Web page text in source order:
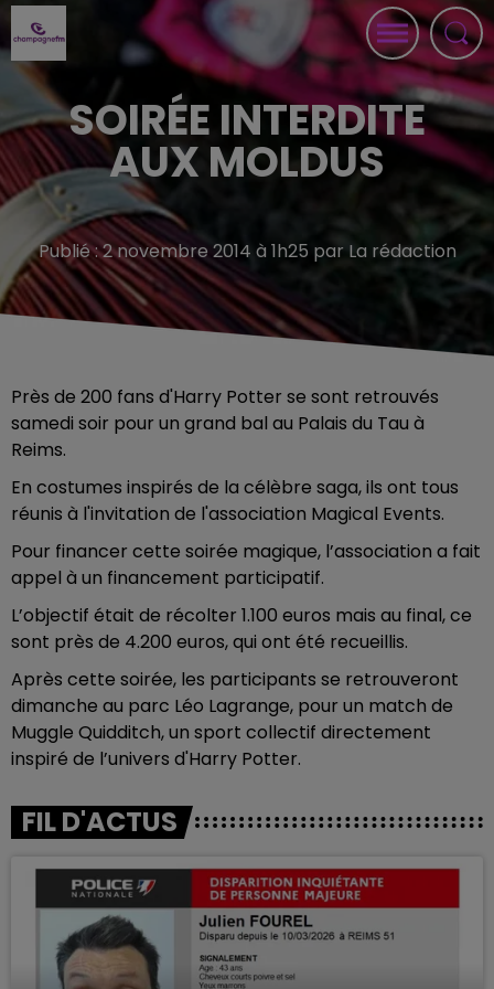
SOIRÉE INTERDITE
AUX MOLDUS
Publié : 2 novembre 2014 à 1h25 par La rédaction
Près de 200 fans d'Harry Potter se sont retrouvés
samedi soir pour un grand bal au Palais du Tau à
Reims.
En costumes inspirés de la célèbre saga, ils ont tous
réunis à l'invitation de l'association Magical Events.
Pour financer cette soirée magique, l’association a fait
appel à un financement participatif.
L’objectif était de récolter 1.100 euros mais au final, ce
sont près de 4.200 euros, qui ont été recueillis.
Après cette soirée, les participants se retrouveront
dimanche au parc Léo Lagrange, pour un match de
Muggle Quidditch, un sport collectif directement
inspiré de l’univers d'Harry Potter.
FIL D'ACTUS